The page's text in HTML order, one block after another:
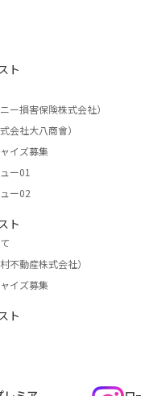
ト
ー損害保険株式会社）
会社大八商會）
イズ募集
ー01
ー02
ト
不動産株式会社）
イズ募集
ト